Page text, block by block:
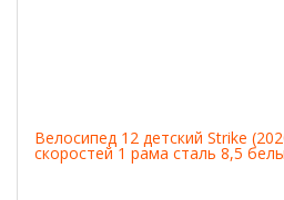
Велосипед 12 детский Strike
скоростей 1 рама сталь 8,5